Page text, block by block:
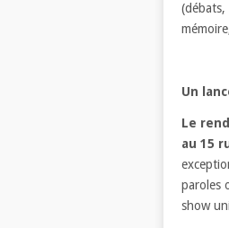
Un
Le
au 15
paroles
show